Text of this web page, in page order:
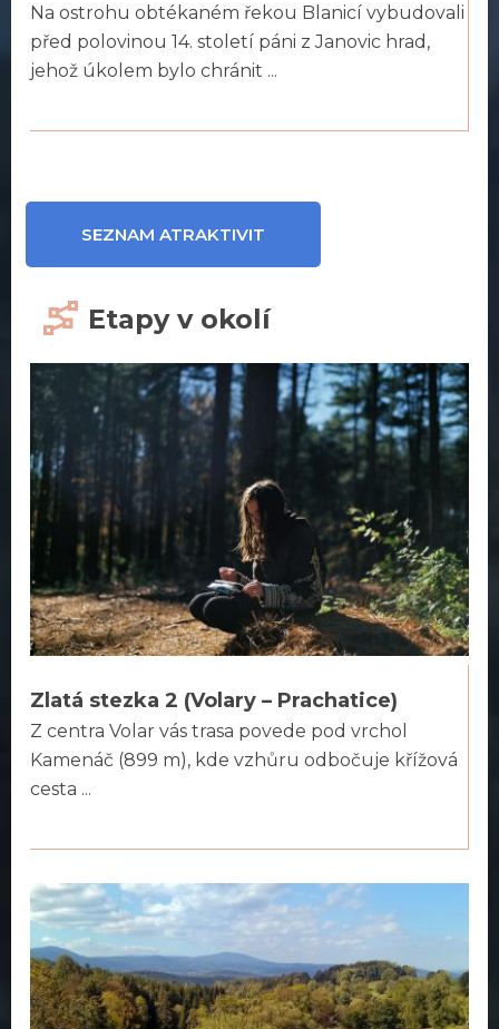
Na ostrohu obtékaném řekou Blanicí vybudovali
před polovinou 14. století páni z Janovic hrad,
jehož úkolem bylo chránit ...
SEZNAM ATRAKTIVIT
Etapy v okolí
Zlatá stezka 2 (Volary – Prachatice)
Z centra Volar vás trasa povede pod vrchol
Kamenáč (899 m), kde vzhůru odbočuje křížová
cesta ...